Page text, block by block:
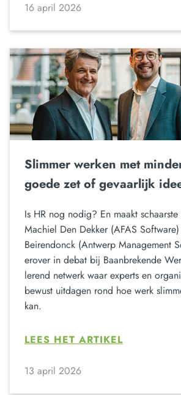
16 april 2026
Slimmer werken met
goede zet of gevaarlijk
Is HR nog nodig? En maakt
Machiel Den Dekker (AFAS
Beirendonck (Antwerp Management
erover in debat bij Baanbrekende
lerend netwerk waar experts en
bewust uitdagen rond hoe werk
kan.
LEES HET ARTIKEL
13 april 2026